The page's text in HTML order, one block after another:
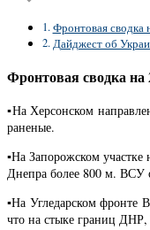
Фронтовая сводка
Дайджест об
Фронтовая сводка
▪️На Херсонском
раненые.
▪️На Запорожском
Днепра более 800 м. ВСУ
▪️На Угледарском фронте
что на стыке границ